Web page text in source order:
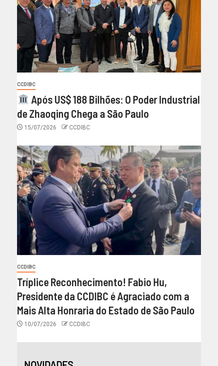
CCDIBC
Após US$ 188 Bilhões: O Poder Industrial
de Zhaoqing Chega a São Paulo
15/07/2026 CCDIBC
CCDIBC
Tríplice Reconhecimento! Fabio Hu,
Presidente da CCDIBC é Agraciado com a
Mais Alta Honraria do Estado de São Paulo
10/07/2026 CCDIBC